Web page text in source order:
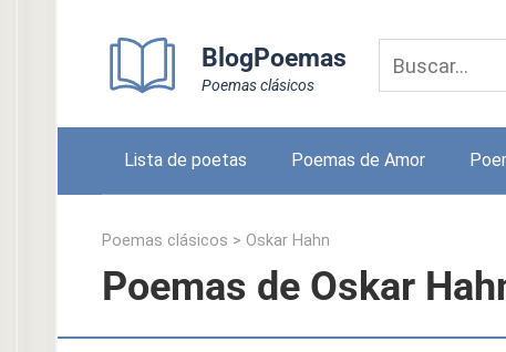
BlogPoemas
Poemas clásicos
Lista de poetas Poemas de Amor
Poemas clásicos > Oskar Hahn
Poemas de Oskar